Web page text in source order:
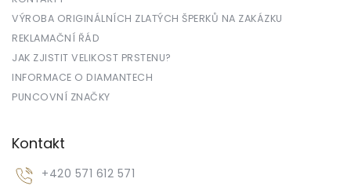
VÝROBA ORIGINÁLNÍCH ZLATÝCH ŠPERKŮ NA ZAKÁZKU
REKLAMAČNÍ ŘÁD
JAK ZJISTIT VELIKOST PRSTENU?
INFORMACE O DIAMANTECH
PUNCOVNÍ ZNAČKY
Kontakt
+420 571 612 571